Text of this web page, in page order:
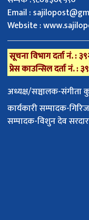
Email :
Website :
सूचना विभाग दर्ता नं. :
प्रेस काउन्सिल दर्ता नं. :
अध्यक्ष/सञ्चालक-संगीता
कार्यकारी सम्पादक-
सम्पादक-विशुन देव सरदार